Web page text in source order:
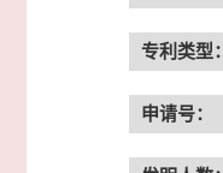
专利类型：
申请号：